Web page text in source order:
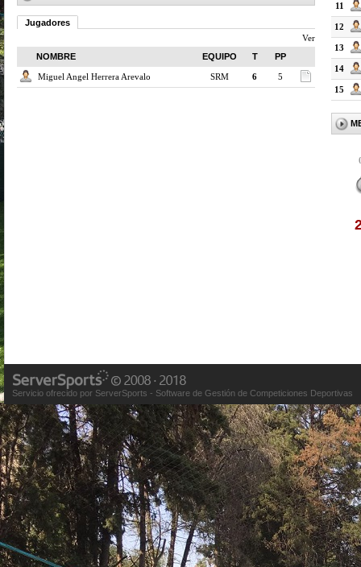
Jugadores
Ver
NOMBRE
EQUIPO T PP
Miguel Angel Herrera Arevalo SRM 6 5
11
12
13
14
15
Servicio ofrecido por ServerSports - Software de Gestión de Competiciones Deportivas